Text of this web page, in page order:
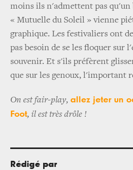
moins ils n'admettent pas qu'un
« Mutuelle du Soleil » vienne
graphique. Les festivaliers ont
pas besoin de se les floquer sur
souvenir. Et s'ils préfèrent
que sur les genoux, l'important
On est fair-play, allez jeter un
Foot, il est très drôle !
Rédigé par